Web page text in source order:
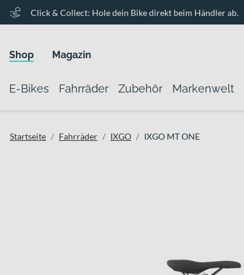
Click & Collect: Hole dein Bike direkt beim Händler ab.
Shop Magazin
E-Bikes Fahrräder Zubehör Markenwelt
Startseite Fahrräder IXGO IXGO MT ONE